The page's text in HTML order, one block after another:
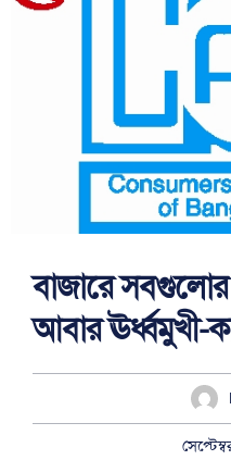
বাজারে সবগুলোর
আবার ঊর্ধ্বমুখী-